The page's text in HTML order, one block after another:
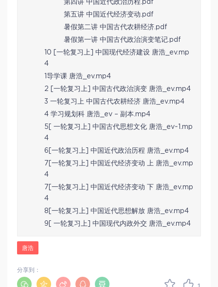
第四讲 中国近代政治历程.pdf
第五讲 中国近代经济变动.pdf
暑假第二讲 中国古代农耕经济.pdf
暑假第一讲 中国古代政治演变笔记.pdf
10 [一轮复习上] 中国现代经济建设 唐浩_ev.mp
4
1导学课 唐浩_ev.mp4
2 [一轮复习上] 中国古代政治演变 唐浩_ev.mp4
3 一轮复习上 中国古代农耕经济 唐浩_ev.mp4
4 学习规划科 唐浩_ev – 副本.mp4
5[ 一轮复习上] 中国古代思想文化 唐浩_ev~1.mp
4
6[一轮复习上] 中国近代政治历程 唐浩_ev.mp4
7[一轮复习上] 中国近代经济变动 上 唐浩_ev.mp
4
7[一轮复习上] 中国近代经济变动 下 唐浩_ev.mp
4
8[一轮复习上] 中国近代思想解放 唐浩_ev.mp4
9[ 一轮复习上] 中国现代内政外交 唐浩_ev.mp4
唐浩
分享到：